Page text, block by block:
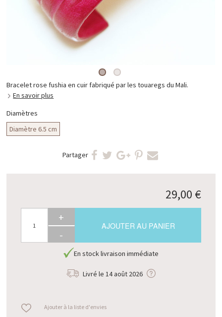
Bracelet rose fushia en cuir fabriqué par les touaregs du Mali.
En savoir plus
Diamètres
Diamètre 6.5 cm
Partager
29,00 €
+
-
AJOUTER AU PANIER
En stock livraison immédiate
Livré le 14 août 2026
Ajouter à la liste d'envies